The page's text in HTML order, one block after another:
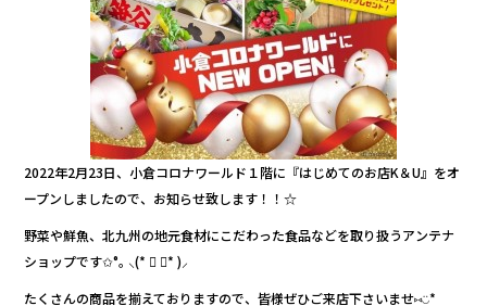
2022年2月23日、小倉コロナワールド１階に『はじめてのお店K＆U』をオ
ープンしましたので、お知らせ致します！！☆
野菜や鮮魚、北九州の地元食材にこだわった食品などを取り扱うアンテナ
ショップです✩°｡ ⸜(* ॑ ॑* )⸝
たくさんの商品を揃えておりますので、皆様ぜひご来店下さいませ⑅︎◡̈︎*